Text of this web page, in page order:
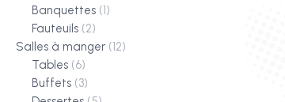
Banquettes (1)
Fauteuils (2)
Salles à manger (12)
Tables (6)
Buffets (3)